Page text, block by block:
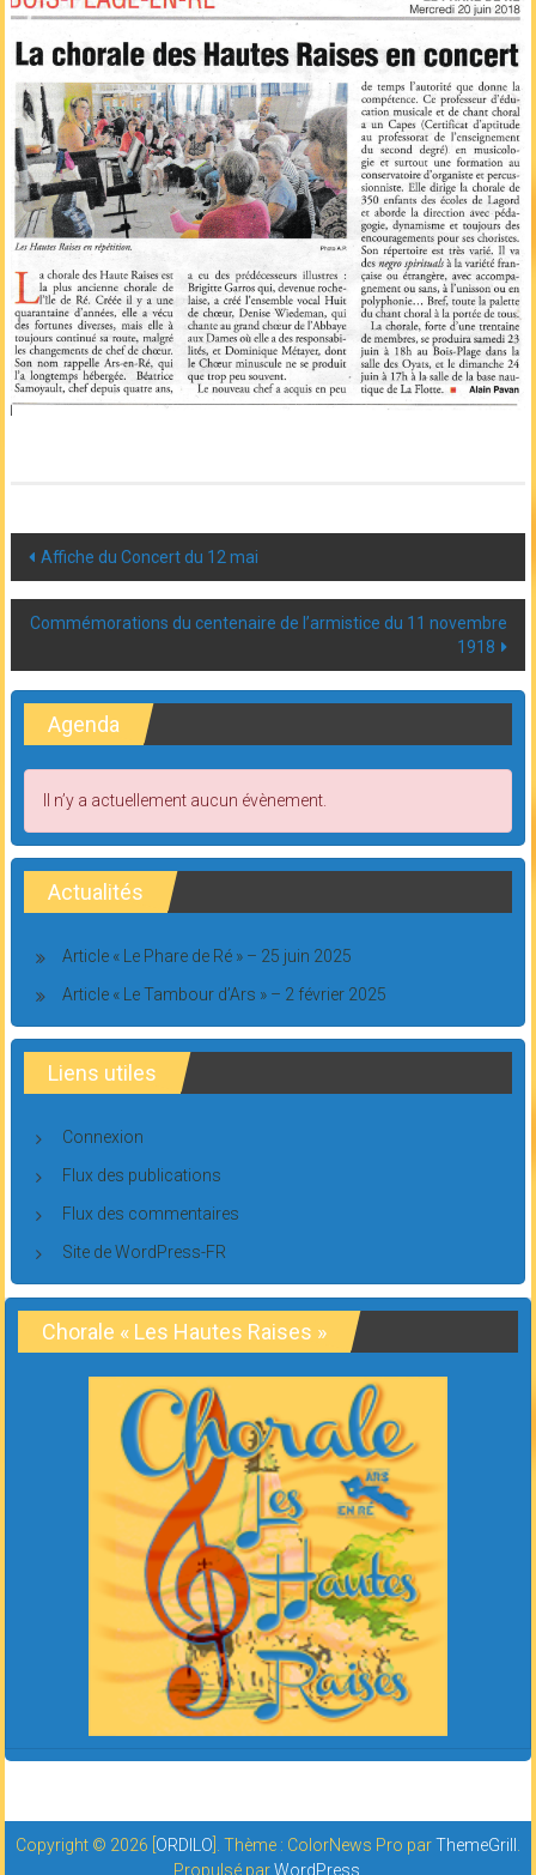
Post
navigation
Affiche du Concert du 12 mai
Commémorations du centenaire de l’armistice du 11 novembre
1918
Agenda
Il n’y a actuellement aucun évènement.
Actualités
Article « Le Phare de Ré » – 25 juin 2025
Article « Le Tambour d’Ars » – 2 février 2025
Liens utiles
Connexion
Flux des publications
Flux des commentaires
Site de WordPress-FR
Chorale « Les Hautes Raises »
Copyright © 2026 [ ORDILO ]. Thème : ColorNews Pro parThemeGrill
Propulsé parWordPress